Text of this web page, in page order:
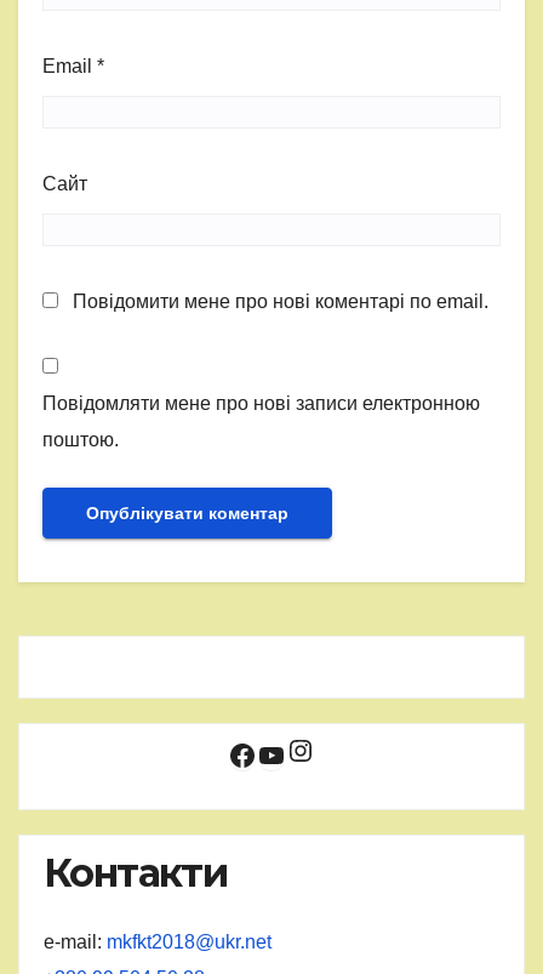
Email *
Сайт
Повідомити мене про нові коментарі по email.
Повідомляти мене про нові записи електронною
поштою.
Facebook
YouTube
Instagram
Контакти
e-mail: mkfkt2018@ukr.net